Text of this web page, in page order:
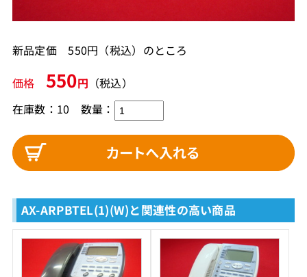
新品定価 550円（税込）のところ
価格 550円 （税込）
在庫数：10 数量：
AX-ARPBTEL(1)(W)と関連性の高い商品